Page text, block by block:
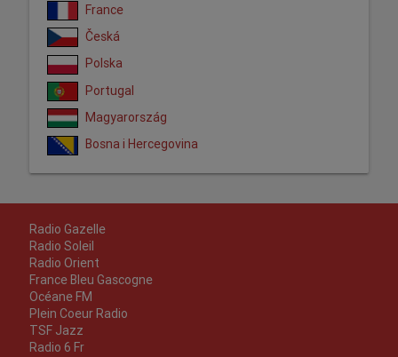
France
Česká
Polska
Portugal
Magyarország
Bosna i Hercegovina
Radio Gazelle
Radio Soleil
Radio Orient
France Bleu Gascogne
Océane FM
Plein Coeur Radio
TSF Jazz
Radio 6 Fr